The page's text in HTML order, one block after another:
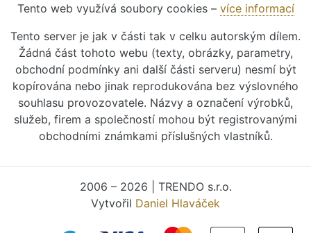
Tento web využívá soubory cookies – více informací
Tento server je jak v části tak v celku autorským dílem.
Žádná část tohoto webu (texty, obrázky, parametry,
obchodní podmínky ani další části serveru) nesmí být
kopírována nebo jinak reprodukována bez výslovného
souhlasu provozovatele. Názvy a označení výrobků,
služeb, firem a společností mohou být registrovanými
obchodními známkami příslušných vlastníků.
2006 – 2026 | TRENDO s.r.o.
Vytvořil Daniel Hlaváček